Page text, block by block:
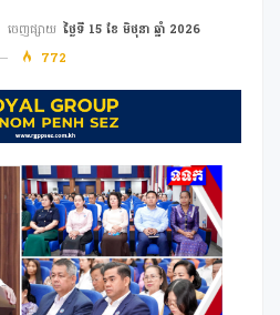
ចេញផ្សាយ ថ្ងៃទី 15 ខែ មិថុនា ឆ្នាំ 2026
772